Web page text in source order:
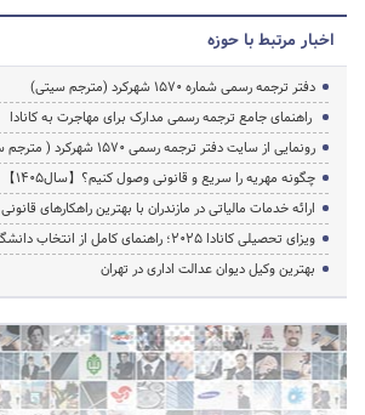
اخبار مرتبط با حوزه
دفتر ترجمه رسمی شماره ۱۵۷۰ شهرکرد (مترجم سیتی)
راهنمای جامع ترجمه رسمی مدارک برای مهاجرت به کانادا
رونمایی از سایت دفتر ترجمه رسمی 1570 شهرکرد ( مترجم سیتی )
چگونه مهریه را سریع و قانونی وصول کنیم؟【سال1405】
ارائه خدمات مالیاتی در مازندران با بهترین راهکارهای قانونی
ویزای تحصیلی کانادا ۲۰۲۵؛ راهنمای کامل از انتخاب دانشگاه تا دریافت ویزا
بهترین وکیل دیوان عدالت اداری در تهران